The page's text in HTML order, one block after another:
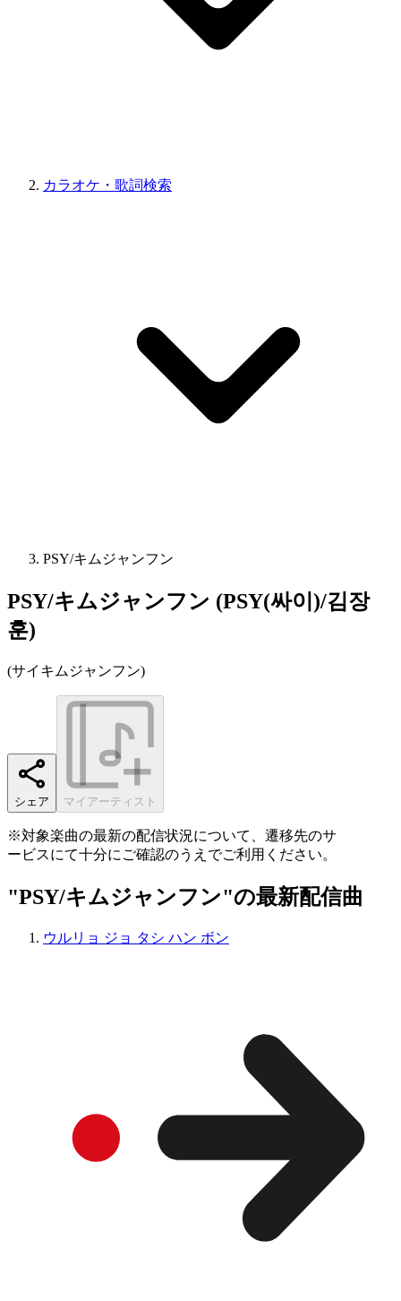
カラオケ・歌詞検索
PSY/キムジャンフン
PSY/キムジャンフン (PSY(싸이)/김장
훈)
(サイキムジャンフン)
シェア マイアーティスト
※対象楽曲の最新の配信状況について、遷移先のサ
ービスにて十分にご確認のうえでご利用ください。
"PSY/キムジャンフン"の最新配信曲
ウルリョ ジョ タシ ハン ボン